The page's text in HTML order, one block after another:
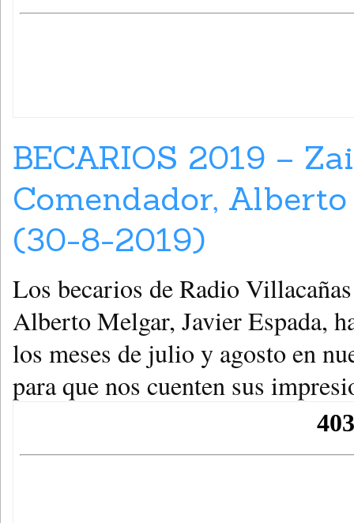
BECARIOS 2019 –
Comendador,
(30-8-2019)
Los becarios de Radio
Alberto Melgar, Javier Espada,
los meses de julio y agosto en
para que nos cuenten sus